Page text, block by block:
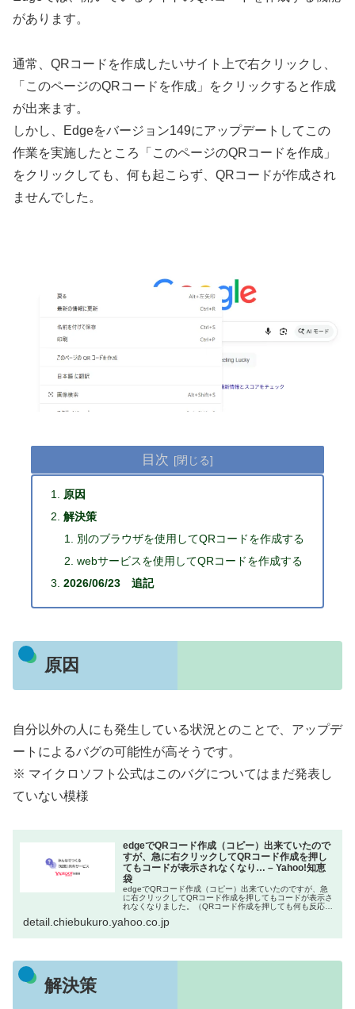
があります。
通常、QRコードを作成したいサイト上で右クリックし、
「このページのQRコードを作成」をクリックすると作成
が出来ます。
しかし、Edgeをバージョン149にアップデートしてこの
作業を実施したところ「このページのQRコードを作成」
をクリックしても、何も起こらず、QRコードが作成され
ませんでした。
目次
原因
解決策
別のブラウザを使用してQRコードを作成する
webサービスを使用してQRコードを作成する
2026/06/23 追記
原因
自分以外の人にも発生している状況とのことで、アップデ
ートによるバグの可能性が高そうです。
※ マイクロソフト公式はこのバグについてはまだ発表し
ていない模様
edgeでQRコード作成（コピー）出来ていたので
すが、急に右クリックしてQRコード作成を押し
てもコードが表示されなくなり… – Yahoo!知恵
袋
edgeでQRコード作成（コピー）出来ていたのですが、急
に右クリックしてQRコード作成を押してもコードが表示さ
れなくなりました。（QRコード作成を押しても何も反応し
関係ありますか？C…
detail.chiebukuro.yahoo.co.jp
解決策